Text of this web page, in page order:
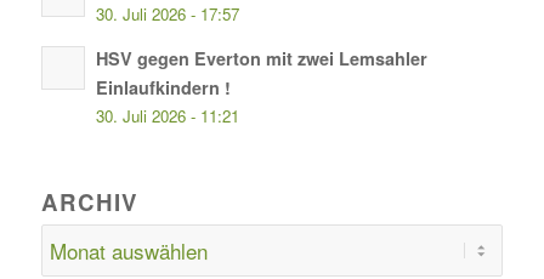
30. Juli 2026 - 17:57
HSV gegen Everton mit zwei Lemsahler
Einlaufkindern !
30. Juli 2026 - 11:21
ARCHIV